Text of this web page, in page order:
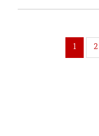
1 2